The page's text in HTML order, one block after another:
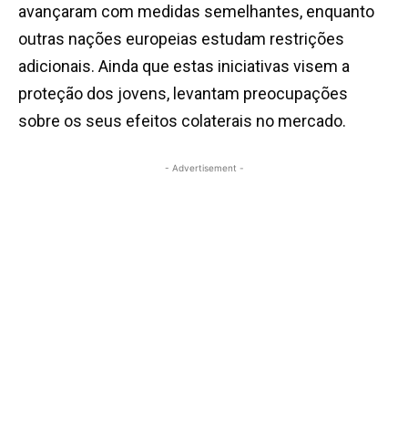
avançaram com medidas semelhantes, enquanto
outras nações europeias estudam restrições
adicionais. Ainda que estas iniciativas visem a
proteção dos jovens, levantam preocupações
sobre os seus efeitos colaterais no mercado.
- Advertisement -